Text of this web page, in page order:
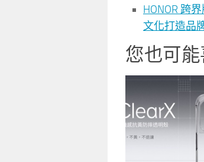
HONOR 跨
文化打造品
您也可